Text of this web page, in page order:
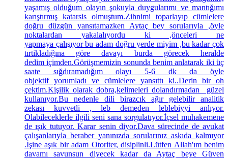
yaşamış olduğum olayın şokuyla duygularımı ve mantığımı
karıştırmış katarsis olmuştum.Zihnimi toparlayıp cümlelere
doğru düzgün yansıtamazken Aytaç bey sorularıyla ,öyle
noktalardan yakalalıyordu ki ,önceleri ne
yapmaya çalışıyor bu adam doğru yerde miyim ,bu kadar çok
tırtikladığına göre davayı burda görecek heralde
dedim içimden.Görüşmemizin sonunda benim anlatarak iki üç
saate sığdıramadığım olayı 5-6 dk da öyle
objektif yorumladı ve cümlelere yansıttı ki..Derin bir oh
çektim.Kişilik olarak dobra,kelimeleri dolandırmadan güzel
kullanıyor.Bu nedenle dili birazcık ağır gelebilir analitik
zekası kuvvetli , leb demeden leblebiyyi anlıyor.
Olabileceklerle ilgili seni sana sorgulatıyor.İçsel muhakemene
de ışık tutuyor. Karar senin diyor.Dava sürecinde de avukat
çalışanlarıyla beraber yanınızda sorularınız askıda kalmıyor
.İşine aşık bir adam Otoriter, disiplinli.Lütfen Allah'ım benim
davamı savunsun diyecek kadar da Aytaç beye Güven